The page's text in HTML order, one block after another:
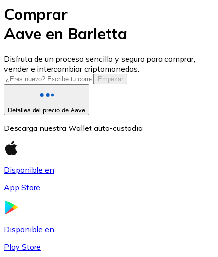
USD Coin
USDC
Comprar
Aave en Barletta
Disfruta de un proceso sencillo y seguro para comprar,
vender e intercambiar criptomonedas.
Empezar
Detalles del precio de Aave
Descarga nuestra Wallet auto-custodia
Disponible en
App Store
Disponible en
Play Store